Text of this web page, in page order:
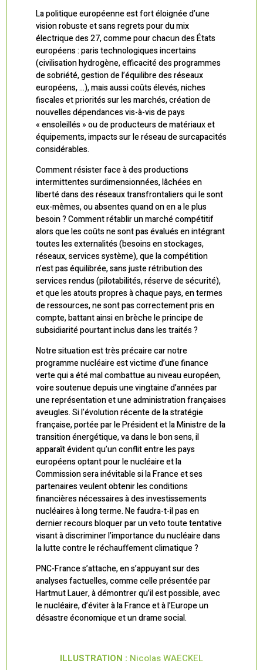
La politique européenne est fort éloignée d’une
vision robuste et sans regrets pour du mix
électrique des 27, comme pour chacun des États
européens : paris technologiques incertains
(civilisation hydrogène, efficacité des programmes
de sobriété, gestion de l’équilibre des réseaux
européens, …), mais aussi coûts élevés, niches
fiscales et priorités sur les marchés, création de
nouvelles dépendances vis-à-vis de pays
« ensoleillés » ou de producteurs de matériaux et
équipements, impacts sur le réseau de surcapacités
considérables.
Comment résister face à des productions
intermittentes surdimensionnées, lâchées en
liberté dans des réseaux transfrontaliers qui le sont
eux-mêmes, ou absentes quand on en a le plus
besoin ? Comment rétablir un marché compétitif
alors que les coûts ne sont pas évalués en intégrant
toutes les externalités (besoins en stockages,
réseaux, services système), que la compétition
n’est pas équilibrée, sans juste rétribution des
services rendus (pilotabilités, réserve de sécurité),
et que les atouts propres à chaque pays, en termes
de ressources, ne sont pas correctement pris en
compte, battant ainsi en brèche le principe de
subsidiarité pourtant inclus dans les traités ?
Notre situation est très précaire car notre
programme nucléaire est victime d’une finance
verte qui a été mal combattue au niveau européen,
voire soutenue depuis une vingtaine d’années par
une représentation et une administration françaises
aveugles. Si l’évolution récente de la stratégie
française, portée par le Président et la Ministre de la
transition énergétique, va dans le bon sens, il
apparaît évident qu’un conflit entre les pays
européens optant pour le nucléaire et la
Commission sera inévitable si la France et ses
partenaires veulent obtenir les conditions
financières nécessaires à des investissements
nucléaires à long terme. Ne faudra-t-il pas en
dernier recours bloquer par un veto toute tentative
visant à discriminer l’importance du nucléaire dans
la lutte contre le réchauffement climatique ?
PNC-France s’attache, en s’appuyant sur des
analyses factuelles, comme celle présentée par
Hartmut Lauer, à démontrer qu’il est possible, avec
le nucléaire, d’éviter à la France et à l’Europe un
désastre économique et un drame social.
ILLUSTRATION : Nicolas WAECKEL